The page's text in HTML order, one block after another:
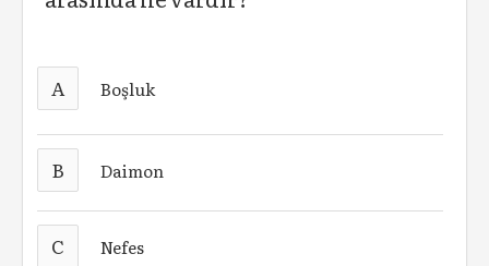
A Boşluk
B Daimon
C Nefes